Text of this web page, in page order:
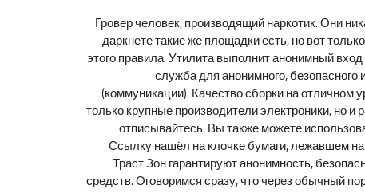
Гровер человек, производящий наркотик. Они
даркнете такие же площадки есть, но вот
этого правила. Утилита выполнит анонимный
служба для анонимного,
(коммуникации). Качество сборки на отличном
только крупные производители электроники, но
отписывайтесь. Вы также можете
Ссылку нашёл на клочке бумаги, лежавшем
Траст Зон гарантируют анонимность,
средств. Оговоримся сразу, что через обычный